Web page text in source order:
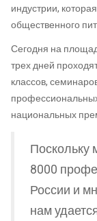
индустрии,
общественного
Сегодня на
трех дней
классов,
национальных
Поскольку
8000
России и
нам